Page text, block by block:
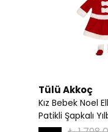
Tülü Akkoç
Kız Bebek Noel
Patikli Şapkalı